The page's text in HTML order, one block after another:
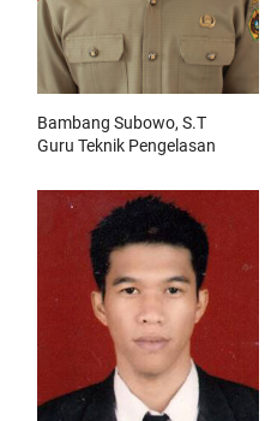
Bambang Subowo, S.T
Guru Teknik Pengelasan